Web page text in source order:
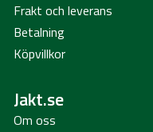
Frakt och leverans
Betalning
Köpvillkor
Jakt.se
Om oss